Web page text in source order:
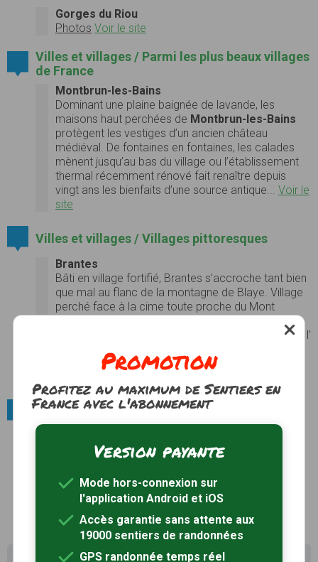
Gorges du Riou
Photos Voir le site
Villes et villages / Parmi les plus beaux villages
de France
Montbrun-les-Bains
Dominant une plaine baignée de lavande, les
maisons haut perchées de Montbrun-les-Bains
protègent les vestiges d’un ancien château
médiéval. De fontaines en fontaines, les calades
mènent jusqu’au bas du village ou l’établissement
thermal récemment rénové fait renaître depuis
vingt ans les bienfaits d’une source antique... Voir le
site
Villes et villages / Villages pittoresques
Brantes
Bâti en village fortifié, Brantes s’accroche tant bien
que mal au flanc de la montagne de Blaye. Village
perché face à la cime toute proche du Mont
Ventoux, les étroites calades et passages voûtés
vous amènent des ruines de son château féodal à l’
église surplombant la vallée en passant par la
petite chapelle…
Patrimoine artisanal et industriel / Artisanat
De par la richesse de son sous sol la commune
brique, tuileries et poteries...Voir le site
Promotion
Profitez au maximum de Sentiers en
France avec l'abonnement
Version payante
Mode hors-connexion sur
l'application Android et iOS
Accès garantie sans attente aux
19000 sentiers de randonnées
GPS randonnée temps réel